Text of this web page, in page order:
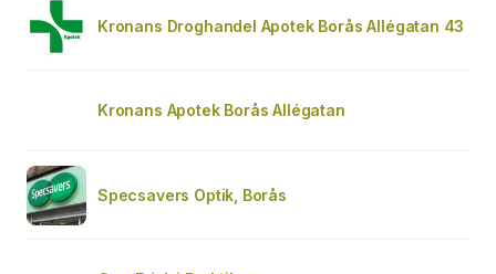
Kronans Droghandel Apotek Borås Allégatan 43
Kronans Apotek Borås Allégatan
Specsavers Optik, Borås